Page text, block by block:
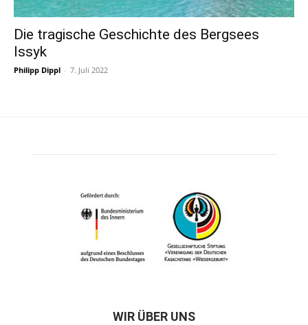
Die tragische Geschichte des Bergsees
Issyk
Philipp Dippl - 7. Juli 2022
WIR ÜBER UNS